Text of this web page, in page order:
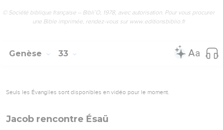
© Société biblique française – Bibli’O, 1978, avec autorisation. Pour vous procurer
une Bible imprimée, rendez-vous sur www.editionsbiblio.fr
Genèse 33
Seuls les Évangiles sont disponibles en vidéo pour le moment.
Jacob rencontre Ésaü